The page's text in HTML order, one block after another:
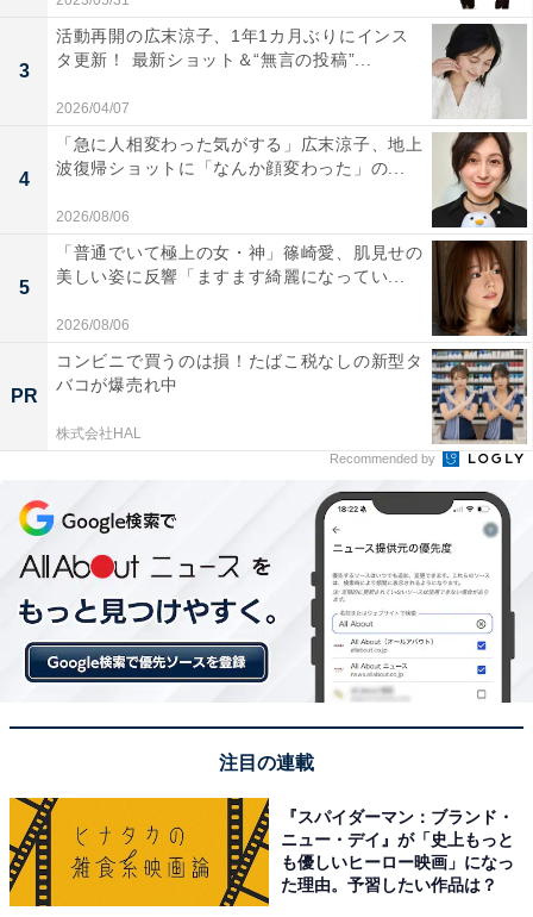
3
活動再開の広末涼子、1年1カ月ぶりにインス
タ更新！ 最新ショット＆“無言の投稿”...
2026/04/07
4
「急に人相変わった気がする」広末涼子、地上
波復帰ショットに「なんか顔変わった」の...
2026/08/06
5
「普通でいて極上の女・神」篠崎愛、肌見せの
美しい姿に反響「ますます綺麗になってい...
2026/08/06
PR
コンビニで買うのは損！たばこ税なしの新型タ
バコが爆売れ中
株式会社HAL
Recommended by
注目の連載
『スパイダーマン：ブランド・
ニュー・デイ』が「史上もっと
も優しいヒーロー映画」になっ
た理由。予習したい作品は？